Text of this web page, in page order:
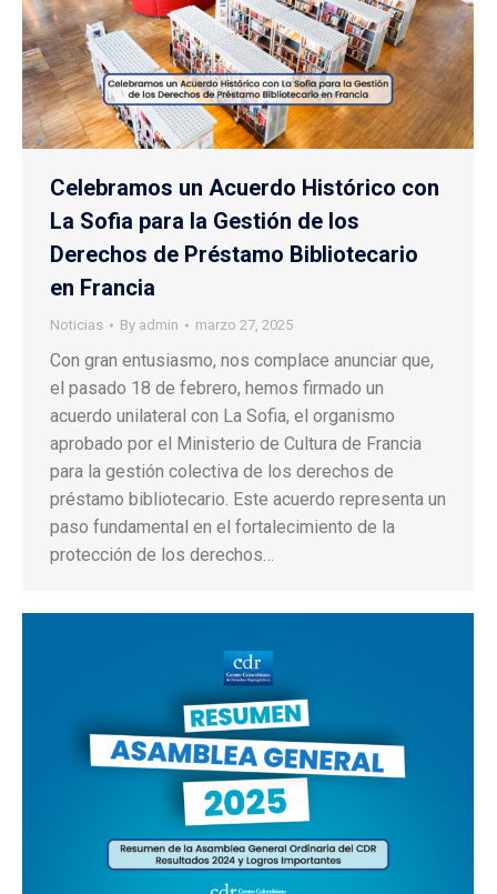
Celebramos un Acuerdo Histórico con
La Sofia para la Gestión de los
Derechos de Préstamo Bibliotecario
en Francia
Noticias By admin marzo 27, 2025
Con gran entusiasmo, nos complace anunciar que,
el pasado 18 de febrero, hemos firmado un
acuerdo unilateral con La Sofia, el organismo
aprobado por el Ministerio de Cultura de Francia
para la gestión colectiva de los derechos de
préstamo bibliotecario. Este acuerdo representa un
paso fundamental en el fortalecimiento de la
protección de los derechos…